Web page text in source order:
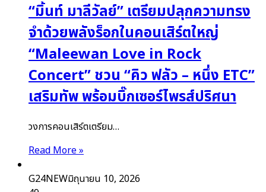
“มิ้นท์ มาลีวัลย์” เตรียมปลุกความทรง
จำด้วยพลังร็อกในคอนเสิร์ตใหญ่
“Maleewan Love in Rock
Concert” ชวน “คิว ฟลัว – หนึ่ง ETC”
เสริมทัพ พร้อมบิ๊กเซอร์ไพรส์ปริศนา
วงการคอนเสิร์ตเตรียม…
Read More »
G24NEWมิถุนายน 10, 2026